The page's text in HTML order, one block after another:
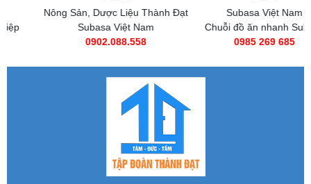
Nông Sản, Dược Liệu Thành Đạt
Subasa Việt Nam
0902.088.558
Subasa Việt Nam
Chuỗi đồ ăn nhanh Subasa
0985 269 685